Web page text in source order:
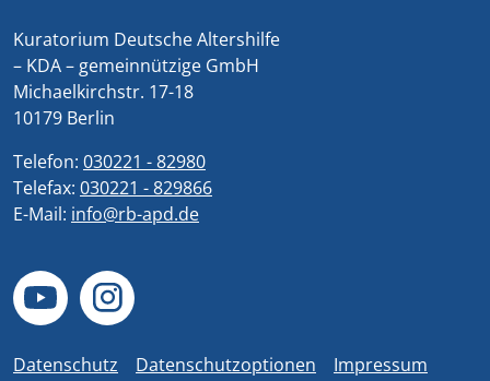
Kuratorium Deutsche Altershilfe
– KDA – gemeinnützige GmbH
Michaelkirchstr. 17-18
10179 Berlin
Telefon: 030221 - 82980
Telefax: 030221 - 829866
E-Mail: info@rb-apd.de
Datenschutz Datenschutzoptionen Impressum